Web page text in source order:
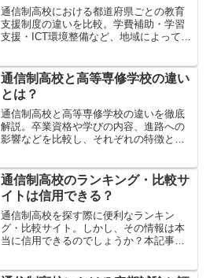
通信制高校における都道府県ごとの教育
支援制度の違いを比較。学費補助・学習
支援・ICT環境整備など、地域によって異
通信制高校と高等専修学校の違い
とは？
通信制高校と高等専修学校の違いを徹底
解説。卒業資格や学びの内容、進路への
影響などを比較し、それぞれの特徴と向
通信制高校のランキング・比較サ
イトは信用できる？
通信制高校を探す際に便利なランキン
グ・比較サイト。しかし、その情報は本
当に信用できるのでしょうか？本記事で